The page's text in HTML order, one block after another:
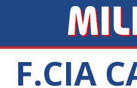
F.CIA